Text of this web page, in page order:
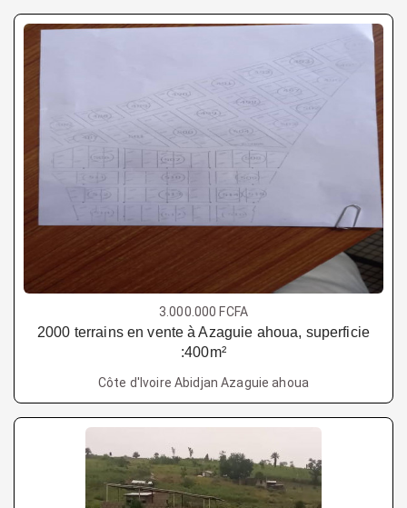
3.000.000 FCFA
2000 terrains en vente à Azaguie ahoua, superficie
:400m²
Côte d'Ivoire Abidjan Azaguie ahoua